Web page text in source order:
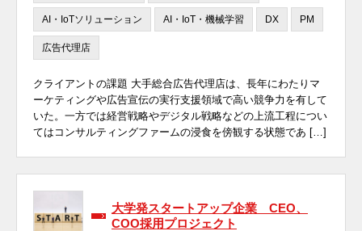
AI・IoTソリューション AI・IoT・機械学習 DX PM
広告代理店
クライアントの課題 大手総合広告代理店は、長年にわたりマ
ーケティングや広告宣伝の実行支援領域で高い競争力を有して
いた。一方では経営戦略やデジタル戦略などの上流工程につい
てはコンサルティングファームの浸食を傍観する状態であ […]
大学発スタートアップ企業 CEO、
COO採用プロジェクト